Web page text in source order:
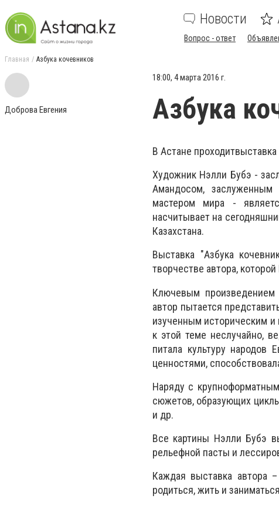
Новости
Вопрос - ответ
Главная Азбука кочевников
Доброва Евгения
18:00, 4 марта 2016 г.
Азбука
В Астане
Художник Нэлли Бубэ -
Амандосом, заслуженным
мастером мира -
насчитывает на
Казахстана.
Выставка "Азбука
творчестве автора,
Ключевым произведением
автор пытается
изученным историческим
к этой теме неслучайно,
питала культуру народов
ценностями,
Наряду с
сюжетов, образующих
и др.
Все картины Нэлли Бубэ
рельефной пасты и
Каждая выставка автора
родиться, жить и